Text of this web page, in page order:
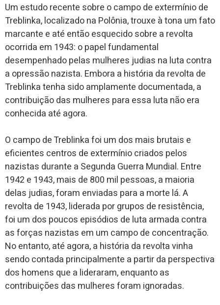
Um estudo recente sobre o campo de extermínio de
Treblinka, localizado na Polônia, trouxe à tona um fato
marcante e até então esquecido sobre a revolta
ocorrida em 1943: o papel fundamental
desempenhado pelas mulheres judias na luta contra
a opressão nazista. Embora a história da revolta de
Treblinka tenha sido amplamente documentada, a
contribuição das mulheres para essa luta não era
conhecida até agora.
O campo de Treblinka foi um dos mais brutais e
eficientes centros de extermínio criados pelos
nazistas durante a Segunda Guerra Mundial. Entre
1942 e 1943, mais de 800 mil pessoas, a maioria
delas judias, foram enviadas para a morte lá. A
revolta de 1943, liderada por grupos de resistência,
foi um dos poucos episódios de luta armada contra
as forças nazistas em um campo de concentração.
No entanto, até agora, a história da revolta vinha
sendo contada principalmente a partir da perspectiva
dos homens que a lideraram, enquanto as
contribuições das mulheres foram ignoradas.